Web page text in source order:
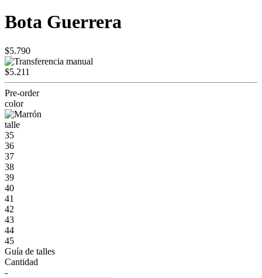
Bota Guerrera
$5.790
$5.211
Pre-order
color
talle
35
36
37
38
39
40
41
42
43
44
45
Guía de talles
Cantidad
-